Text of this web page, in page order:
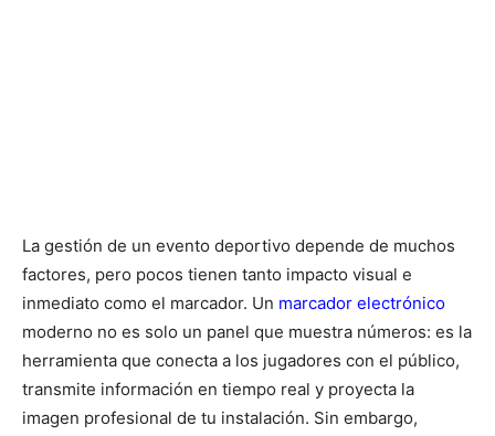
La gestión de un evento deportivo depende de muchos
factores, pero pocos tienen tanto impacto visual e
inmediato como el marcador. Un marcador electrónico
moderno no es solo un panel que muestra números: es la
herramienta que conecta a los jugadores con el público,
transmite información en tiempo real y proyecta la
imagen profesional de tu instalación. Sin embargo,